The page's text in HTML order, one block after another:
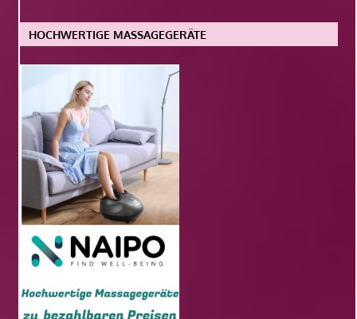
HOCHWERTIGE MASSAGEGERÄTE